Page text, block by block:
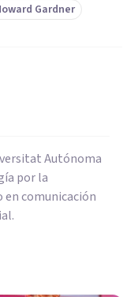
Gardner
Autónoma
por la
en comunicación